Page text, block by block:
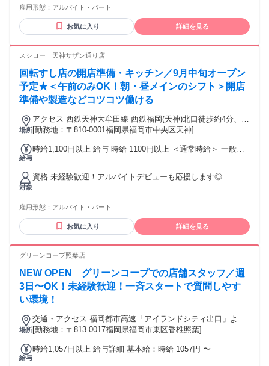
雇用形態： アルバイト・パート
お気に入り 詳細を見る
スシロー 天神サザン通り店
回転すし店の開店準備・キッチン／9月中旬オープン
予定★＜午前のみOK！朝・昼メインのシフト＞開店
準備や製造などコツコツ働ける
場所
アクセス 西鉄天神大牟田線 西鉄福岡(天神)北口徒歩約4分、福
岡市営空港線 天神5番口徒歩約3分、福岡市営空港線 赤坂（福
[勤務地：〒810-0001福岡県福岡市中央区天神]
給与
時給1,100円以上 給与 時給 1100円以上 ＜通常時給＞ 一般：
給＋50円！（オープン以降適用～2026年10月末迄） ◎土日祝
時給50円UP（オープン以降適用） ＜オープニング時給＞※研
1250円以上 高校生：時給1150円以上 ※上記は通常時給にオ
費：通勤交通費全額支給 交通費全額支給 ※交通費について、
店舗により支給基準が異なるため面接時にご確認ください ★
交通アクセス：天神大牟田線「西鉄福岡（天神）駅」から徒
歩6分
対象
資格 未経験歓迎！アルバイトデビューも応援します◎
雇用形態： アルバイト・パート
お気に入り 詳細を見る
グリーンコープ照葉店
NEW OPEN グリーンコープでの店舗スタッフ／週
3日〜OK！未経験歓迎！一斉スタートで質問しやす
い環境！
場所
交通・アクセス 福岡都市高速「アイランドシティ出口」より
約1分・大型駐車場完備（車・バイク通勤OK）
[勤務地：〒813-0017福岡県福岡市東区香椎照葉]
給与
時給1,057円以上 給与詳細 基本給：時給 1057円 〜